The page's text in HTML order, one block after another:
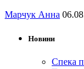
Марчук Анна
Новини
Спека